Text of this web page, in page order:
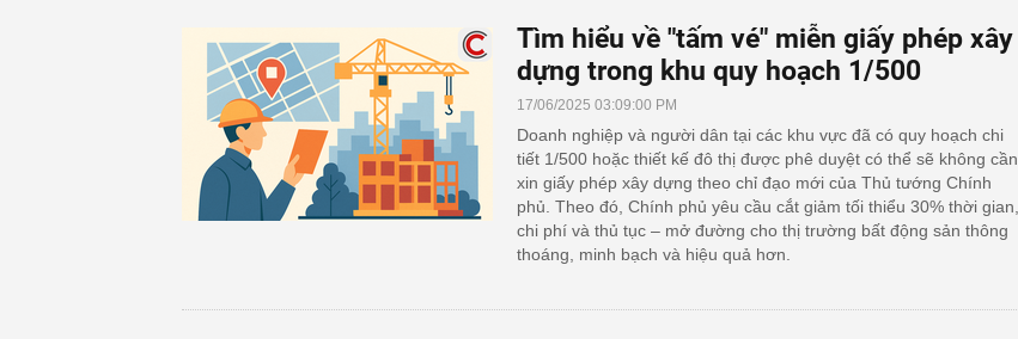
Tìm hiểu về "tấm vé" miễn giấy phép xây
dựng trong khu quy hoạch 1/500
17/06/2025 03:09:00 PM
Doanh nghiệp và người dân tại các khu vực đã có quy hoạch chi
tiết 1/500 hoặc thiết kế đô thị được phê duyệt có thể sẽ không cần
xin giấy phép xây dựng theo chỉ đạo mới của Thủ tướng Chính
phủ. Theo đó, Chính phủ yêu cầu cắt giảm tối thiểu 30% thời gian,
chi phí và thủ tục – mở đường cho thị trường bất động sản thông
thoáng, minh bạch và hiệu quả hơn.